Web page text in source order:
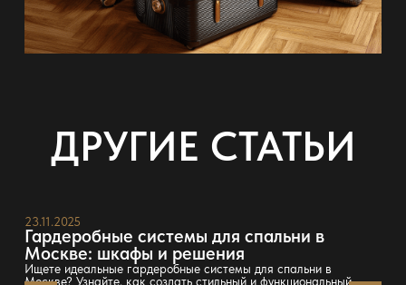
ДРУГИЕ СТАТЬИ
23.11.2025
Гардеробные системы для спальни в
Москве: шкафы и решения
Ищете идеальные гардеробные системы для спальни в
Москве? Узнайте, как создать стильный и функциональный